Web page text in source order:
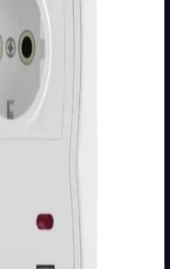
košarice, zaliha i
Ugradnja u zid u
mm koja se isporučuje sa
priklj…